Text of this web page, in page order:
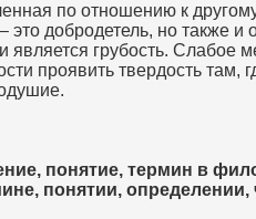
по отношению к
это добродетель, но также и
грубость. Слабое
проявить твердость там,
понятие, термин в
понятии, определении,